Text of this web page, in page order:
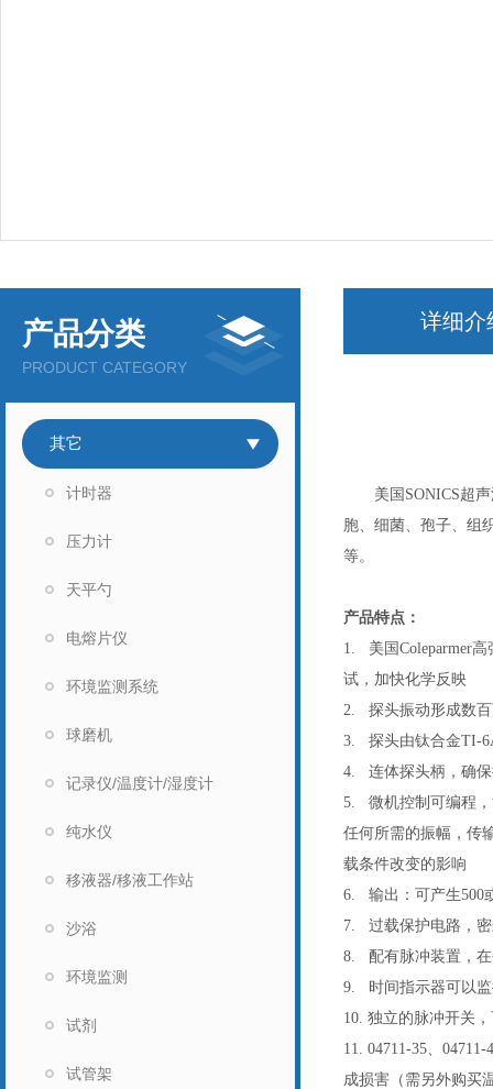
产品分类
PRODUCT CATEGORY
其它
计时器
压力计
天平勺
电熔片仪
环境监测系统
球磨机
记录仪/温度计/湿度计
纯水仪
移液器/移液工作站
沙浴
环境监测
试剂
试管架
详细介
美国SONICS超声
胞、细菌、孢子、组
等。
产品特点：
1. 美国Coleparmer
试，加快化学反映
2. 探头振动形成数百
3. 探头由钛合金TI-
4. 连体探头柄，确保
5. 微机控制可编程，
任何所需的振幅，传
载条件改变的影响
6. 输出：可产生500
7. 过载保护电路，密
8. 配有脉冲装置，在
9. 时间指示器可以
10. 独立的脉冲开关
11. 04711-35、
成损害（需另外购买